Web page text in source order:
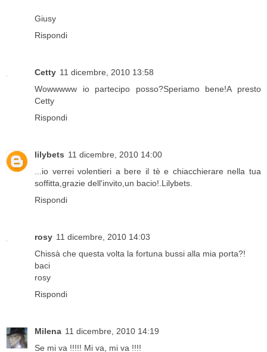
Giusy
Rispondi
Cetty 11 dicembre, 2010 13:58
Wowwwww io partecipo posso?Speriamo bene!A presto
Cetty
Rispondi
lilybets 11 dicembre, 2010 14:00
...io verrei volentieri a bere il tè e chiacchierare nella tua
soffitta,grazie dell'invito,un bacio!.Lilybets.
Rispondi
rosy 11 dicembre, 2010 14:03
Chissà che questa volta la fortuna bussi alla mia porta?!
baci
rosy
Rispondi
Milena 11 dicembre, 2010 14:19
Se mi va !!!!! Mi va, mi va !!!!